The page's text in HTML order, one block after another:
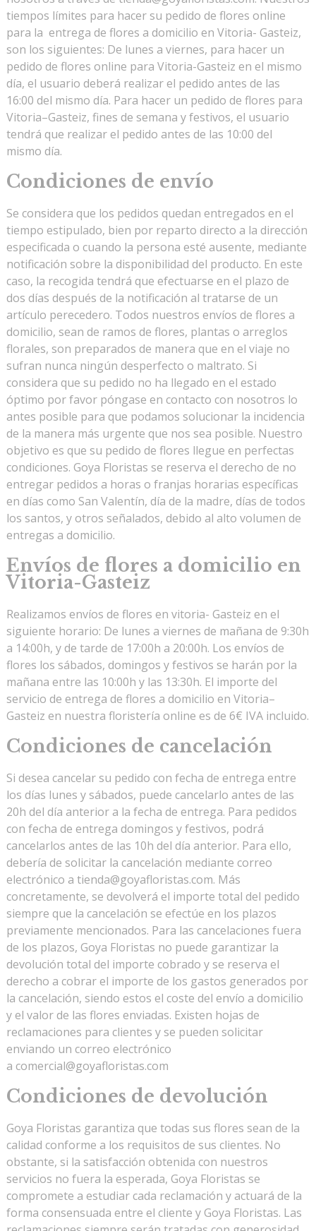
tiempos límites para hacer su pedido de flores online
para la entrega de flores a domicilio en Vitoria- Gasteiz,
son los siguientes: De lunes a viernes, para hacer un
pedido de flores online para Vitoria-Gasteiz en el mismo
día, el usuario deberá realizar el pedido antes de las
16:00 del mismo día. Para hacer un pedido de flores para
Vitoria–Gasteiz, fines de semana y festivos, el usuario
tendrá que realizar el pedido antes de las 10:00 del
mismo día.
Condiciones de envío
Se considera que los pedidos quedan entregados en el
tiempo estipulado, bien por reparto directo a la dirección
especificada o cuando la persona esté ausente, mediante
notificación sobre la disponibilidad del producto. En este
caso, la recogida tendrá que efectuarse en el plazo de
dos días después de la notificación al tratarse de un
artículo perecedero. Todos nuestros envíos de flores a
domicilio, sean de ramos de flores, plantas o arreglos
florales, son preparados de manera que en el viaje no
sufran nunca ningún desperfecto o maltrato. Si
considera que su pedido no ha llegado en el estado
óptimo por favor póngase en contacto con nosotros lo
antes posible para que podamos solucionar la incidencia
de la manera más urgente que nos sea posible. Nuestro
objetivo es que su pedido de flores llegue en perfectas
condiciones. Goya Floristas se reserva el derecho de no
entregar pedidos a horas o franjas horarias específicas
en días como San Valentín, día de la madre, días de todos
los santos, y otros señalados, debido al alto volumen de
entregas a domicilio.
Envíos de flores a domicilio en
Vitoria-Gasteiz
Realizamos envíos de flores en vitoria- Gasteiz en el
siguiente horario: De lunes a viernes de mañana de 9:30h
a 14:00h, y de tarde de 17:00h a 20:00h. Los envíos de
flores los sábados, domingos y festivos se harán por la
mañana entre las 10:00h y las 13:30h. El importe del
servicio de entrega de flores a domicilio en Vitoria–
Gasteiz en nuestra floristería online es de 6€ IVA incluido.
Condiciones de cancelación
Si desea cancelar su pedido con fecha de entrega entre
los días lunes y sábados, puede cancelarlo antes de las
20h del día anterior a la fecha de entrega. Para pedidos
con fecha de entrega domingos y festivos, podrá
cancelarlos antes de las 10h del día anterior. Para ello,
debería de solicitar la cancelación mediante correo
electrónico a tienda@goyafloristas.com. Más
concretamente, se devolverá el importe total del pedido
siempre que la cancelación se efectúe en los plazos
previamente mencionados. Para las cancelaciones fuera
de los plazos, Goya Floristas no puede garantizar la
devolución total del importe cobrado y se reserva el
derecho a cobrar el importe de los gastos generados por
la cancelación, siendo estos el coste del envío a domicilio
y el valor de las flores enviadas. Existen hojas de
reclamaciones para clientes y se pueden solicitar
enviando un correo electrónico
a comercial@goyafloristas.com
Condiciones de devolución
Goya Floristas garantiza que todas sus flores sean de la
calidad conforme a los requisitos de sus clientes. No
obstante, si la satisfacción obtenida con nuestros
servicios no fuera la esperada, Goya Floristas se
compromete a estudiar cada reclamación y actuará de la
forma consensuada entre el cliente y Goya Floristas. Las